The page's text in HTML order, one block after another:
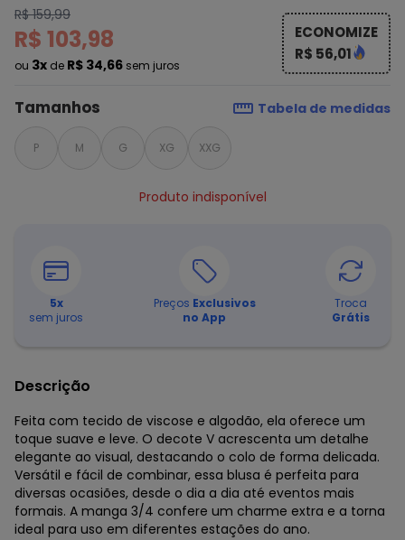
R$ 159,99
R$ 103,98
ou 3x de R$ 34,66 sem juros
ECONOMIZE
R$ 56,01
Tamanhos Tabela de medidas
P M G XG XXG
Produto indisponível
5x
sem juros
Preços Exclusivos
no App
Troca
Grátis
Descrição
Feita com tecido de viscose e algodão, ela oferece um
toque suave e leve. O decote V acrescenta um detalhe
elegante ao visual, destacando o colo de forma delicada.
Versátil e fácil de combinar, essa blusa é perfeita para
diversas ocasiões, desde o dia a dia até eventos mais
formais. A manga 3/4 confere um charme extra e a torna
ideal para uso em diferentes estações do ano.